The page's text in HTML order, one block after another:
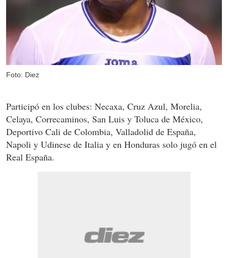
Foto: Diez
Participó en los clubes: Necaxa, Cruz Azul, Morelia,
Celaya, Correcaminos, San Luis y Toluca de México,
Deportivo Cali de Colombia, Valladolid de España,
Napoli y Udinese de Italia y en Honduras solo jugó en el
Real España.